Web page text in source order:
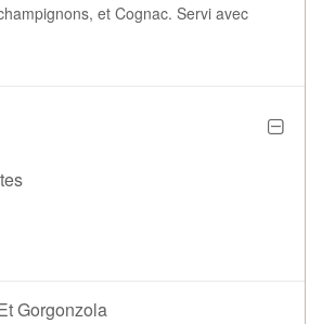
et Cognac. Servi avec
Gorgonzola